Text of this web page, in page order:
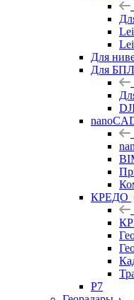
Для
Для
КРЕДО
Р7